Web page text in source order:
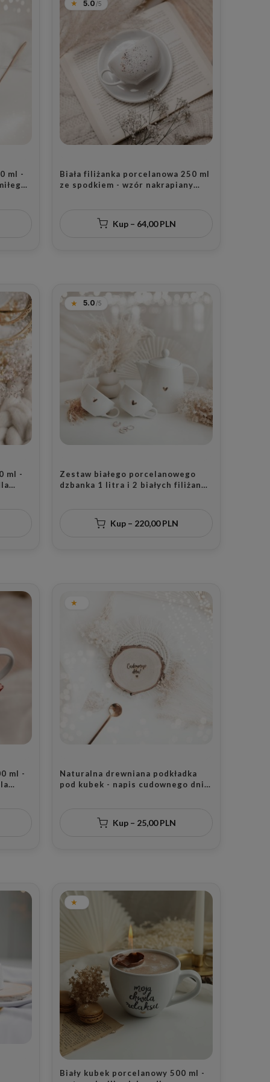
ml -
5.0
Biała filiżanka porcelanowa 250 ml
ze spodkiem - wzór nakrapiany
Kup – 64,00 PLN
ml -
5.0
Zestaw białego porcelanowego
dzbanka 1 litra i 2 białych filiżanek
Kup – 220,00 PLN
ml -
Naturalna drewniana podkładka
pod kubek - napis cudownego dnia
Kup – 25,00 PLN
Biały kubek porcelanowy 500 ml -